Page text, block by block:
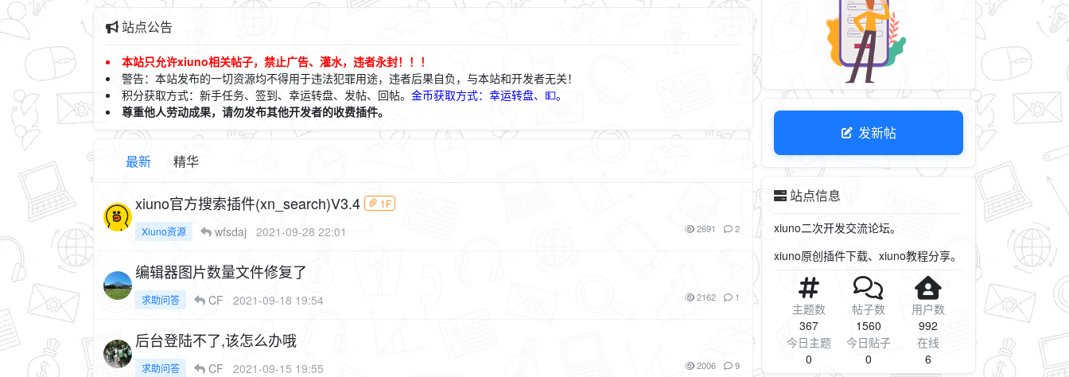
站点公告
本站只允许xiuno相关帖子，禁止广告、灌水，违者永封！！！
警告：本站发布的一切资源均不得用于违法犯罪用途，违者后果自负，与本站和开发者无关！
积分获取方式：新手任务、签到、幸运转盘、发帖、回帖。 金币获取方式：幸运转盘、💵。
尊重他人劳动成果，请勿发布其他开发者的收费插件。
最新 精华
xiuno官方搜索插件(xn_search)V3.4 1F
Xiuno资源 wfsdaj 2021-09-28 22:01 2691 2
编辑器图片数量文件修复了
求助问答 CF 2021-09-18 19:54 2162 1
后台登陆不了,该怎么办哦
求助问答 CF 2021-09-15 19:55 2006 9
发新帖
站点信息
xiuno二次开发交流论坛。
xiuno原创插件下载、xiuno教程分享。
主题数
367
今日主题
0
帖子数
1560
今日贴子
0
用户数
992
在线
6